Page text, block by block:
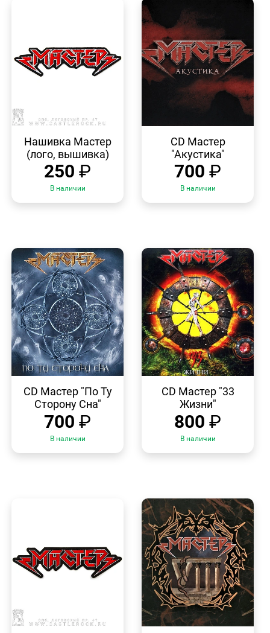
ПРОСМОТР
Нашивка Мастер
(лого, вышивка)
250 ₽
В наличии
ПРОСМОТР
CD Мастер
"Акустика"
700 ₽
В наличии
ПРОСМОТР
CD Мастер "По Ту
Сторону Сна"
700 ₽
В наличии
ПРОСМОТР
CD Мастер "33
Жизни"
800 ₽
В наличии